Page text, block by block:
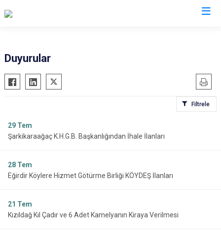
Atabey
Eğirdir
Gönen
Keçiborlu
Yenişarbademli
Duyurular
Filtrele
29 Tem
Şarkikaraağaç K.H.G.B. Başkanlığından İhale İlanları
28 Tem
Eğirdir Köylere Hizmet Götürme Birliği KÖYDEŞ İlanları
21 Tem
Kızıldağ Kıl Çadır ve 6 Adet Kamelyanın Kiraya Verilmesi